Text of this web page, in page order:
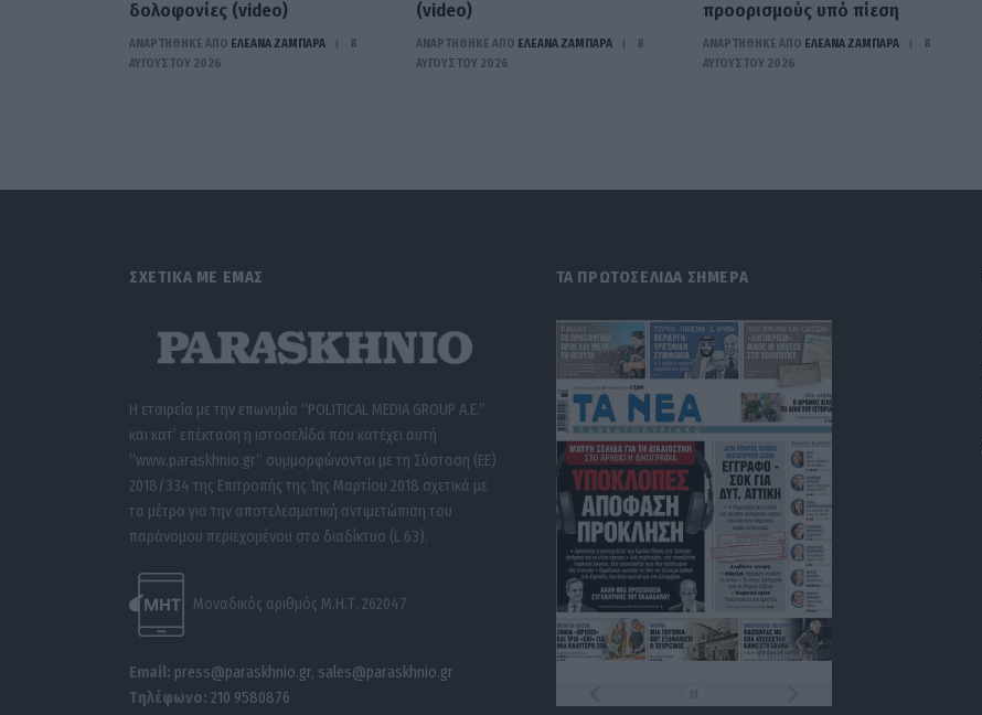
δολοφονίες (video)
ΑΝΑΡΤΗΘΗΚΕ ΑΠΟ ΕΛΕΑΝΑ ΖΑΜΠΑΡΑ
8
ΑΥΓΟΎΣΤΟΥ 2026
(video)
ΑΝΑΡΤΗΘΗΚΕ ΑΠΟ ΕΛΕΑΝΑ ΖΑΜΠΑΡΑ
8
ΑΥΓΟΎΣΤΟΥ 2026
προορισμούς υπό πίεση
ΑΝΑΡΤΗΘΗΚΕ ΑΠΟ ΕΛΕΑΝΑ ΖΑΜΠΑΡΑ
8
ΑΥΓΟΎΣΤΟΥ 2026
ΣΧΕΤΙΚΑ ΜΕ ΕΜΑΣ
Η εταιρεία με την επωνυμία “POLITICAL MEDIA GROUP A.E.”
και κατ’ επέκταση η ιστοσελίδα που κατέχει αυτή
“www.paraskhnio.gr” συμμορφώνονται με τη Σύσταση (ΕΕ)
2018/334 της Επιτροπής της 1ης Μαρτίου 2018 σχετικά με
τα μέτρα για την αποτελεσματική αντιμετώπιση του
παράνομου περιεχομένου στο διαδίκτυο (L 63).
Μοναδικός αριθμός Μ.Η.Τ. 262047
Email: press@paraskhnio.gr, sales@paraskhnio.gr
Τηλέφωνο: 210 9580876
ΤΑ ΠΡΩΤΟΣΕΛΙΔΑ ΣΗΜΕΡΑ